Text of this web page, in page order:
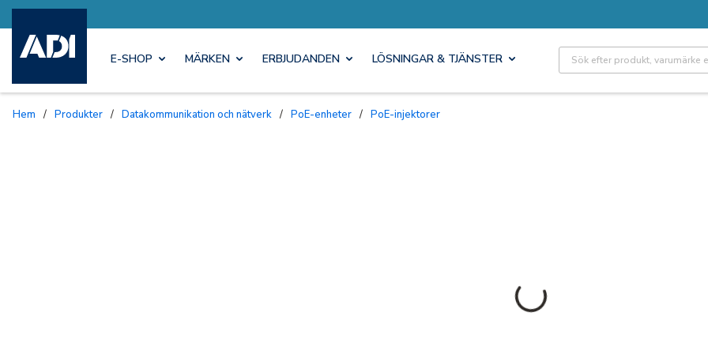
E-SHOP MÄRKEN ERBJUDANDEN LÖSNINGAR & TJÄNSTER Site Search
Hem / Produkter / Datakommunikation och nätverk / PoE-enheter / PoE-injektorer